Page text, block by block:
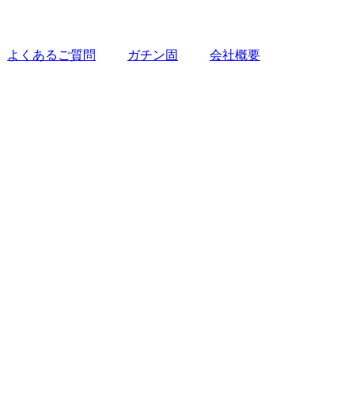
よくあるご質問 ガチン固
会社概要